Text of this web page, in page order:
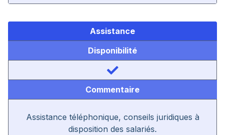
Assistance
Disponibilité
Commentaire
Assistance téléphonique, conseils juridiques à
disposition des salariés.